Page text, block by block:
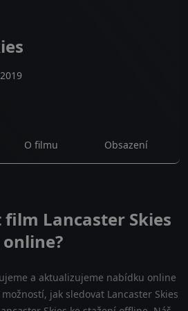
2019
O filmu Obsazení
film Lancaster Skies
online?
a aktualizujeme nabídku online
jak sledovat Lancaster Skies